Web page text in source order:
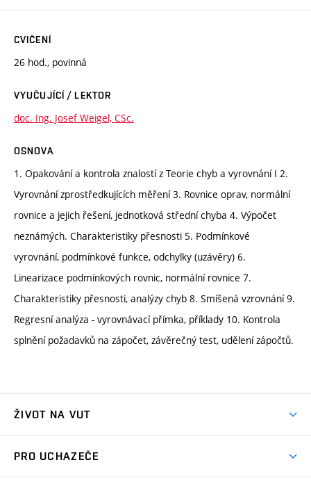
CVIČENÍ
26 hod., povinná
VYUČUJÍCÍ / LEKTOR
doc. Ing. Josef Weigel, CSc.
OSNOVA
1. Opakování a kontrola znalostí z Teorie chyb a vyrovnání I 2.
Vyrovnání zprostředkujících měření 3. Rovnice oprav, normální
rovnice a jejich řešení, jednotková střední chyba 4. Výpočet
neznámých. Charakteristiky přesnosti 5. Podmínkové
vyrovnání, podmínkové funkce, odchylky (uzávěry) 6.
Linearizace podmínkových rovnic, normální rovnice 7.
Charakteristiky přesnosti, analýzy chyb 8. Smíšená vzrovnání 9.
Regresní analýza - vyrovnávací přímka, příklady 10. Kontrola
splnění požadavků na zápočet, závěrečný test, udělení zápočtů.
ŽIVOT NA VUT
PRO UCHAZEČE